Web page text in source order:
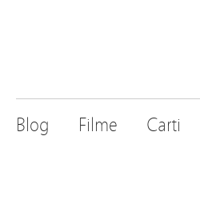
Blog Filme Carti